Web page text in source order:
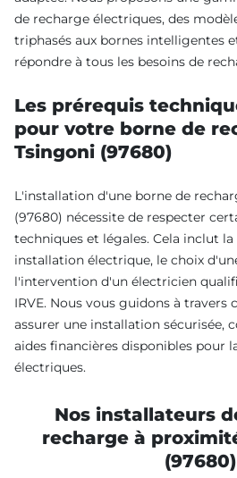
de recharge électriques, des
triphasés aux bornes intelligentes
répondre à tous les besoins de
Les prérequis
pour votre borne de
Tsingoni (97680)
L'installation d'une borne de
(97680) nécessite de respecter
techniques et légales. Cela inclut
installation électrique, le choix
l'intervention d'un électricien
IRVE. Nous vous guidons à travers
assurer une installation sécurisée,
aides financières disponibles pour
électriques.
Nos installateurs
recharge à
(97680)